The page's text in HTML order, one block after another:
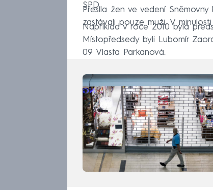
SPD.
Přesila žen ve vedení
zastávali pouze muži. V
Například v roce 2010 byla
Místopředsedy byli Lubomír
09 Vlasta Parkanová.